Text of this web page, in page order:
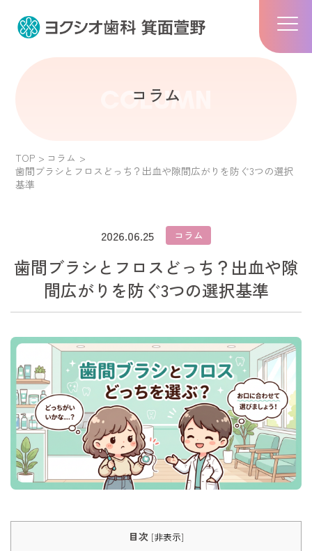
COLUMN
コラム
TOP
コラム
歯間ブラシとフロスどっち？出血や隙間広がりを防ぐ3つの選択
基準
2026.06.25 コラム
歯間ブラシとフロスどっち？出血や隙
間広がりを防ぐ3つの選択基準
目次 [非表示]